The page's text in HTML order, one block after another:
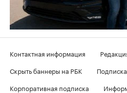
Контактная информация
Скрыть баннеры на РБК
Корпоративная подписка